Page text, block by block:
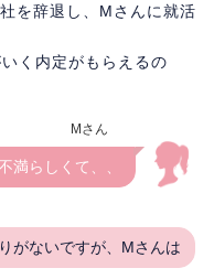
を辞退し、Mさんに就活
く内定がもらえるの
Mさん
満らしくて、、
がないですが、Mさんは